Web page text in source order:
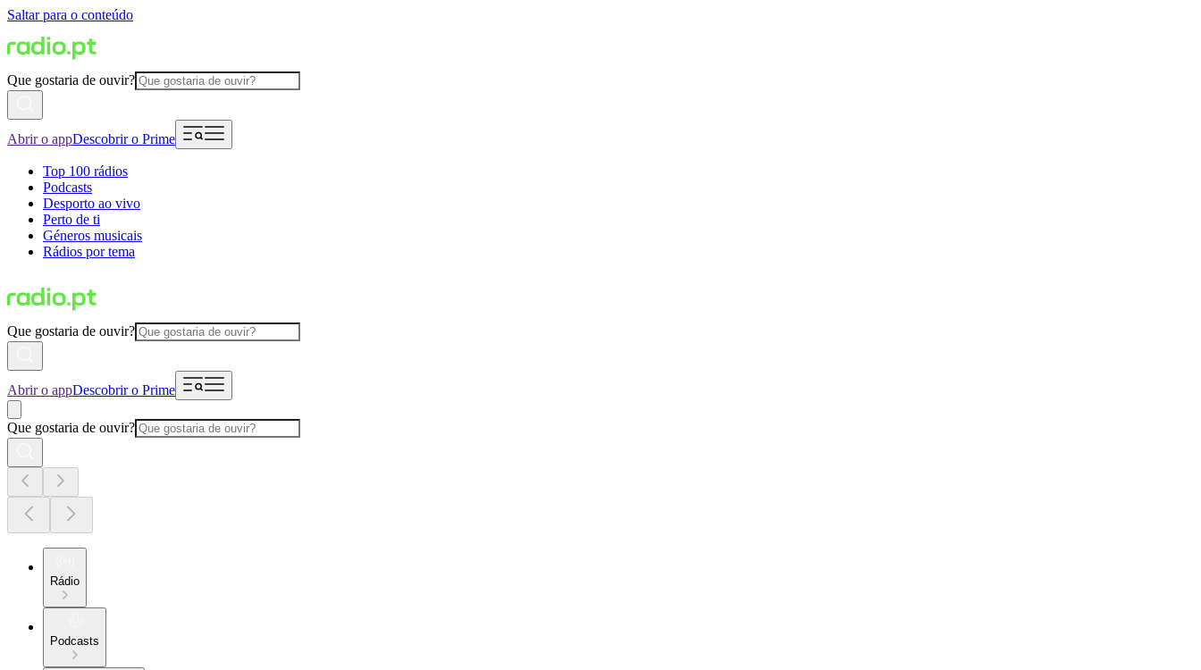
Saltar para o conteúdo
Que gostaria de ouvir?
Abrir o appDescobrir o Prime
Top 100 rádios
Podcasts
Desporto ao vivo
Perto de ti
Géneros musicais
Rádios por tema
Que gostaria de ouvir?
Abrir o appDescobrir o Prime
Que gostaria de ouvir?
Rádio
Podcasts